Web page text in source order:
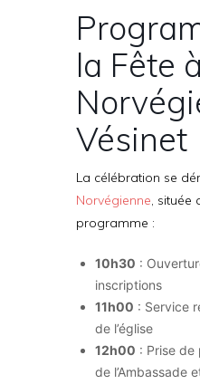
la Fête
Vésinet
La célébration se
Norvégienne, située
programme :
10h30 :
inscriptions
11h00 : Service
de l’église
12h00 : Prise de
de l’Ambassade